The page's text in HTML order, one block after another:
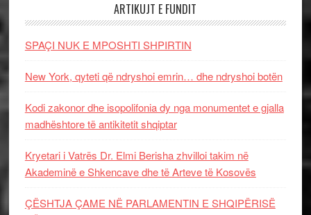
ARTIKUJT E FUNDIT
SPAÇI NUK E MPOSHTI SHPIRTIN
New York, qyteti që ndryshoi emrin… dhe ndryshoi botën
Kodi zakonor dhe isopolifonia dy nga monumentet e gjalla
madhështore të antikitetit shqiptar
Kryetari i Vatrës Dr. Elmi Berisha zhvilloi takim në
Akademinë e Shkencave dhe të Arteve të Kosovës
ÇËSHTJA ÇAME NË PARLAMENTIN E SHQIPËRISË